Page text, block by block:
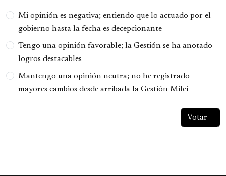
Opciones
Mi opinión es negativa; entiendo que lo actuado por el
gobierno hasta la fecha es decepcionante
Tengo una opinión favorable; la Gestión se ha anotado
logros destacables
Mantengo una opinión neutra; no he registrado
mayores cambios desde arribada la Gestión Milei